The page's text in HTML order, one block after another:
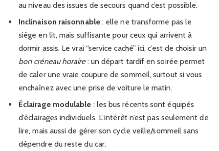
au niveau des issues de secours quand c’est possible.
Inclinaison raisonnable: elle ne transforme pas le
siège en lit, mais suffisante pour ceux qui arrivent à
dormir assis. Le vrai “service caché” ici, c’est de choisir un
bon créneau horaire: un départ tardif en soirée permet
de caler une vraie coupure de sommeil, surtout si vous
enchaînez avec une prise de voiture le matin.
Éclairage modulable : les bus récents sont équipés
d’éclairages individuels. L’intérêt n’est pas seulement de
lire, mais aussi de gérer son cycle veille/sommeil sans
dépendre du reste du car.